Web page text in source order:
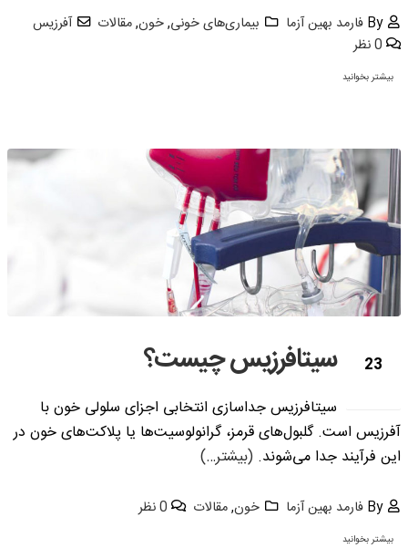
By فارمد بهین آزما بیماری‌های خونی,خون,مقالات
آفرزیس
0 نظر
بیشتر بخوانید
23 سیتافرزیس چیست؟
سیتافرزیس جداسازی انتخابی اجزای سلولی خون با
آفرزیس است. گلبول‌های قرمز، گرانولوسیت‌ها یا پلاکت‌های خون در
این فرآیند جدا می‌شوند. (بیشتر…)
By فارمد بهین آزما خون,مقالات 0 نظر
بیشتر بخوانید